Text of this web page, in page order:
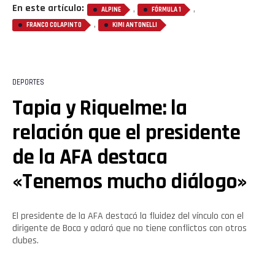
En este artículo: ALPINE , FÓRMULA 1 ,
FRANCO COLAPINTO , KIMI ANTONELLI
DEPORTES
Tapia y Riquelme: la
relación que el presidente
de la AFA destaca
«Tenemos mucho diálogo»
El presidente de la AFA destacó la fluidez del vínculo con el
dirigente de Boca y aclaró que no tiene conflictos con otros
clubes.
Whatsapp